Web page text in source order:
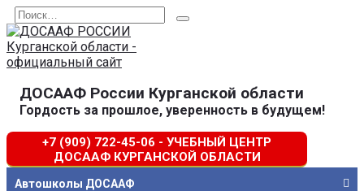
Перейти
к
содержанию
Search
for:
ДОСААФ России Курганской области
Гордость за прошлое, уверенность в будущем!
+7 (909) 722-45-06 - УЧЕБНЫЙ ЦЕНТР
ДОСААФ КУРГАНСКОЙ ОБЛАСТИ
Автошколы ДОСААФ